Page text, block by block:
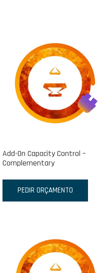
Add-On Capacity Control –
Complementary
PEDIR ORÇAMENTO